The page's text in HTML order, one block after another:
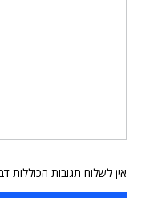
אין לשלוח תגובות הכוללות